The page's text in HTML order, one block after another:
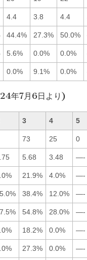
4.4 3.8 4.4
44.4% 27.3% 50.0%
5.6% 0.0% 0.0%
0.0% 9.1% 0.0%
年7月6日より)
3 4 5
73 25 0
5.68 3.48 —-
21.9% 4.0% —-
38.4% 12.0% —-
54.8% 28.0% —-
18.2% 0.0% —-
27.3% 0.0% —-